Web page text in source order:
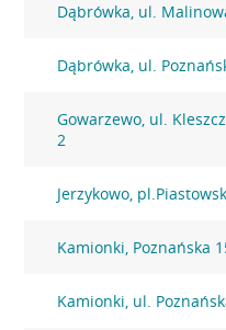
Dąbrówka, ul.
Dąbrówka, ul.
Gowarzewo, ul.
2
Jerzykowo,
Kamionki, Poznańska
Kamionki, ul.